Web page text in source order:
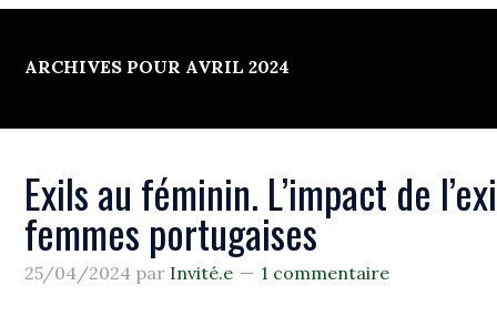
ARCHIVES POUR AVRIL 2024
Exils au féminin. L’impact de
femmes portugaises
25/04/2024 par Invité.e 1 commentaire